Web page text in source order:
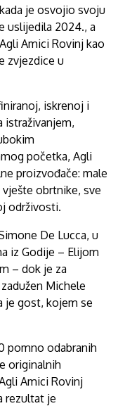
je osvojio svoju
uslijedila 2024., a
Amici Rovinj kao
zvjezdice u
iskrenoj i
istraživanjem,
početka, Agli
proizvođače: male
obrtnike, sve
održivosti.
De Lucca, u
iz Godije – Elijom
– dok je za
Michele
je gost, kojem se
pomno odabranih
originalnih
Amici Rovinj
rezultat je